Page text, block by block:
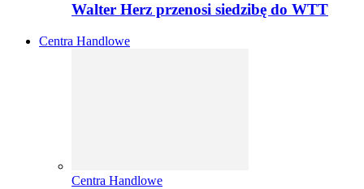
Walter Herz przenosi siedzibę do WTT
Centra Handlowe
Centra Handlowe